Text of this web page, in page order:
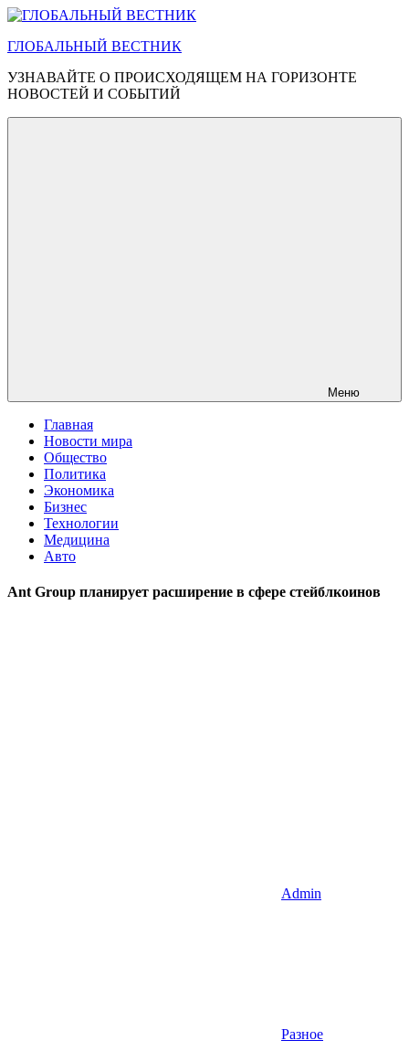
Перейти
содержимому
ГЛОБАЛЬНЫЙ ВЕСТНИК
УЗНАВАЙТЕ О ПРОИСХОДЯЩЕМ НА ГОРИЗОНТЕ
НОВОСТЕЙ И СОБЫТИЙ
Меню
Главная
Новости мира
Общество
Политика
Экономика
Бизнес
Технологии
Медицина
Авто
Ant Group планирует расширение в сфере стейблкоинов
Admin
Разное